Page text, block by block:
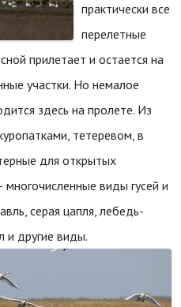
практически все
перелетные
прилетает и остается на
участки. Но немалое
здесь на пролете. Из
тетеревом, в
для открытых
виды гусей и
серая цапля, лебедь-
и другие виды.